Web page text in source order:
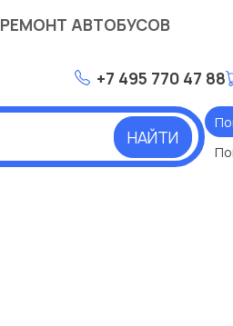
РЕМОНТ АВТОБУСОВ
+7 495 770 47 88
НАЙТИ